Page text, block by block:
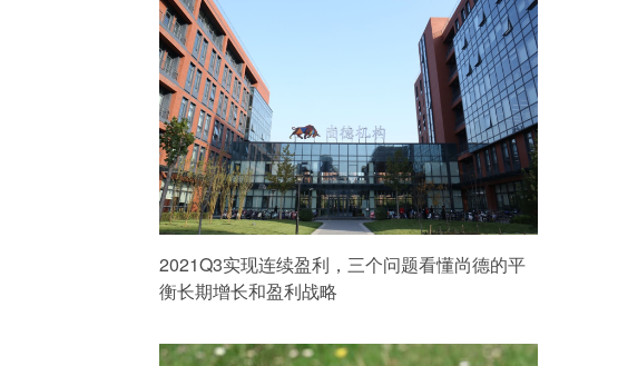
2021Q3实现连续盈利，三个问题看懂尚德的平
衡长期增长和盈利战略